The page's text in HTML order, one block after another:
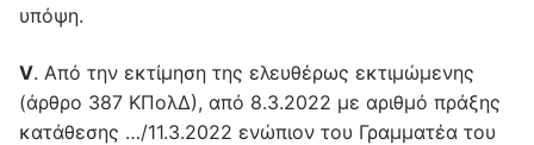
υπόψη.
V. Από την εκτίμηση της ελευθέρως εκτιμώμενης
(άρθρο 387 ΚΠολΔ), από 8.3.2022 με αριθμό πράξης
κατάθεσης …/11.3.2022 ενώπιον του Γραμματέα του